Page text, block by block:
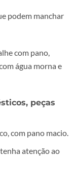
lâminas e
capas,
quantidade) ou